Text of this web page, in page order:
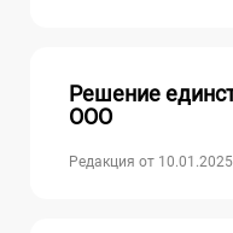
Решение
ООО
Редакция от 10.01.2025